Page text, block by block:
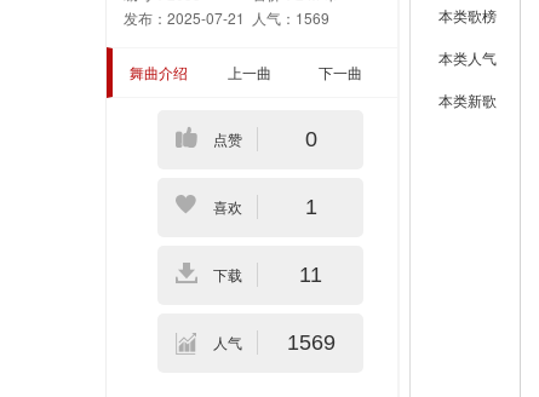
发布：2025-07-21
人气：1569
舞曲介绍 上一曲 下一曲
点赞 0
喜欢 1
下载 11
人气 1569
本类歌榜
本类人气
本类新歌